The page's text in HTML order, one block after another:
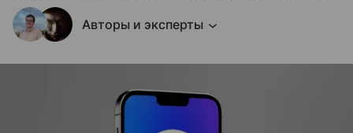
Авторы и эксперты